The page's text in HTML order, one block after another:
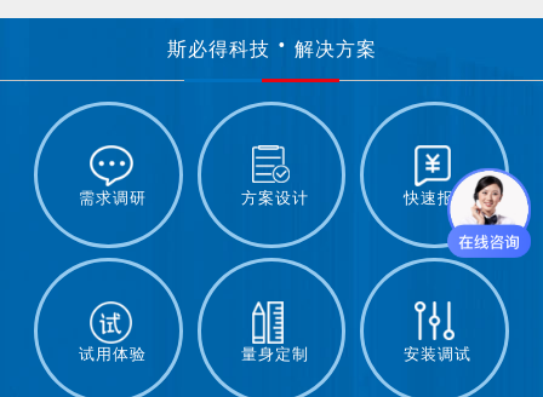
斯必得科技 解决方案
需求调研 方案设计 快速报价
试用体验 量身定制 安装调试